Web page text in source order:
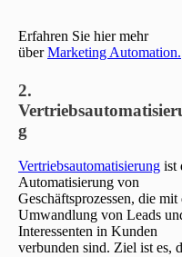
Erfahren Sie hier mehr
überMarketing Automation.
2.
g
Vertriebsautomatisierung ist
Automatisierung von
Geschäftsprozessen, die mit
Umwandlung von Leads
Interessenten in Kunden
verbunden sind. Ziel ist es,